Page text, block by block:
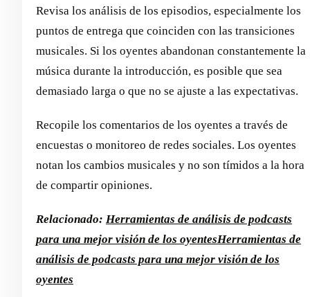
Revisa los análisis de los episodios, especialmente los
puntos de entrega que coinciden con las transiciones
musicales. Si los oyentes abandonan constantemente la
música durante la introducción, es posible que sea
demasiado larga o que no se ajuste a las expectativas.
Recopile los comentarios de los oyentes a través de
encuestas o monitoreo de redes sociales. Los oyentes
notan los cambios musicales y no son tímidos a la hora
de compartir opiniones.
Relacionado: Herramientas de análisis de podcasts
para una mejor visión de los oyentesHerramientas de
análisis de podcasts para una mejor visión de los
oyentes